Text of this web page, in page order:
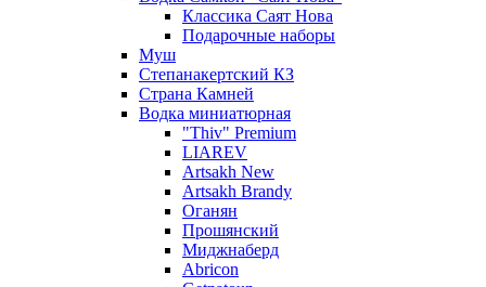
Классика Саят Нова
Подарочные наборы
Муш
Степанакертский КЗ
Страна Камней
Водка миниатюрная
"Thiv" Premium
LIAREV
Artsakh New
Artsakh Brandy
Оганян
Прошянский
Миджнаберд
Abricon